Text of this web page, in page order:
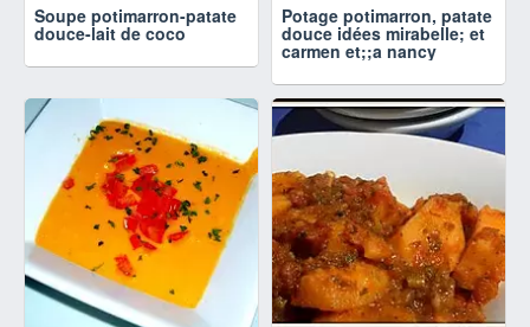
Soupe potimarron-patate
douce-lait de coco
Potage potimarron, patate
douce idées mirabelle; et
carmen et;;a nancy